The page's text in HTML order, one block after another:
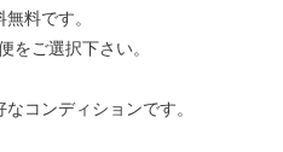
料です。
をご選択下さい。
コンディションです。